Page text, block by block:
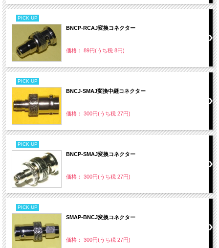
PICK UP
BNCP-RCAJ変換コネクター
価格： 89円(うち税 8円)
PICK UP
BNCJ-SMAJ変換中継コネクター
価格： 300円(うち税 27円)
PICK UP
BNCP-SMAJ変換コネクター
価格： 300円(うち税 27円)
PICK UP
SMAP-BNCJ変換コネクター
価格： 300円(うち税 27円)